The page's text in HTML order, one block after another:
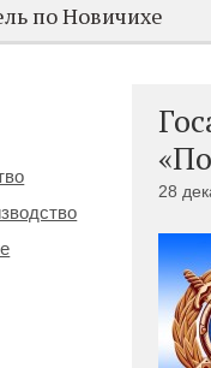
по Новичихе
28